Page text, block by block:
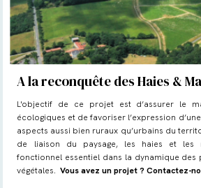
A la reconquête des Haies &
L'objectif de ce projet est d’assurer le
écologiques et de favoriser l’expression
aspects aussi bien ruraux qu’urbains du
de liaison du paysage, les haies et les
fonctionnel essentiel dans la dynamique des
végétales.Vous avez un projet ? Contactez-